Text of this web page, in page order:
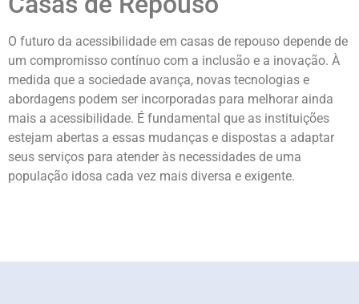
O futuro da acessibilidade em casas de repouso depende de
um compromisso contínuo com a inclusão e a inovação. À
medida que a sociedade avança, novas tecnologias e
abordagens podem ser incorporadas para melhorar ainda
mais a acessibilidade. É fundamental que as instituições
estejam abertas a essas mudanças e dispostas a adaptar
seus serviços para atender às necessidades de uma
população idosa cada vez mais diversa e exigente.